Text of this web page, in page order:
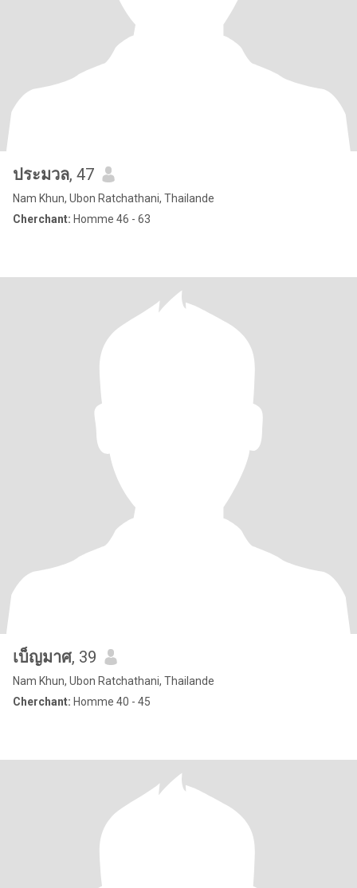
ประมวล, 47
Nam Khun, Ubon Ratchathani, Thailande
Cherchant: Homme 46 - 63
เบ็ญมาศ, 39
Nam Khun, Ubon Ratchathani, Thailande
Cherchant: Homme 40 - 45